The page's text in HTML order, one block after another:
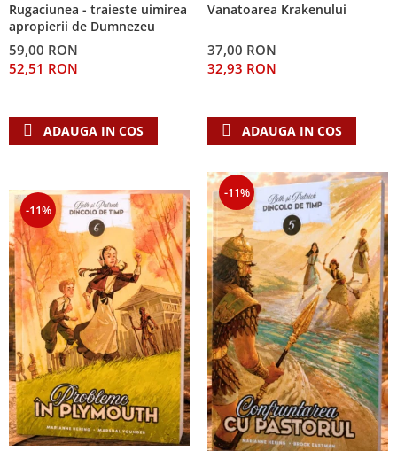
Rugaciunea - traieste uimirea
apropierii de Dumnezeu
59,00 RON
52,51 RON
ADAUGA IN COS
Vanatoarea Krakenului
37,00 RON
32,93 RON
ADAUGA IN COS
-11%
-11%